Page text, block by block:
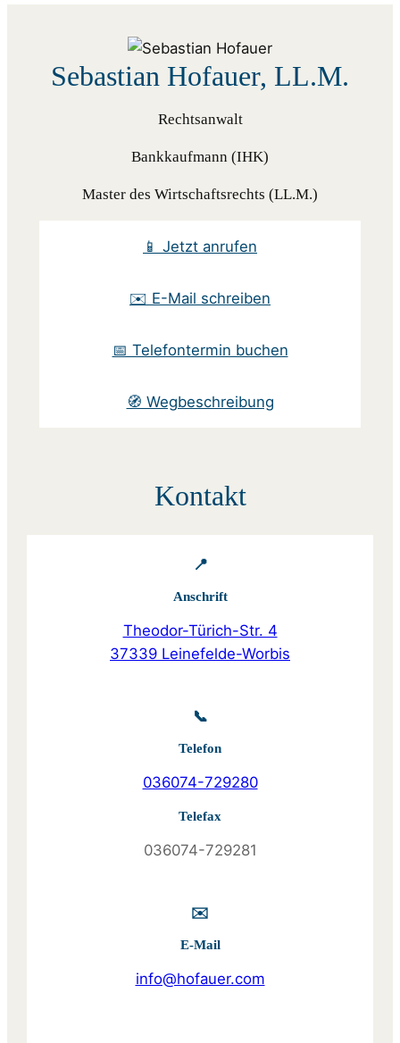
Sebastian Hofauer, LL.M.
Rechtsanwalt
Bankkaufmann (IHK)
Master des Wirtschaftsrechts (LL.M.)
📱 Jetzt anrufen
✉️ E-Mail schreiben
📅 Telefontermin buchen
🧭 Wegbeschreibung
Kontakt
📍
Anschrift
Theodor-Türich-Str. 4
37339 Leinefelde-Worbis
📞
Telefon
036074-729280
Telefax
036074-729281
✉️
E-Mail
info@hofauer.com